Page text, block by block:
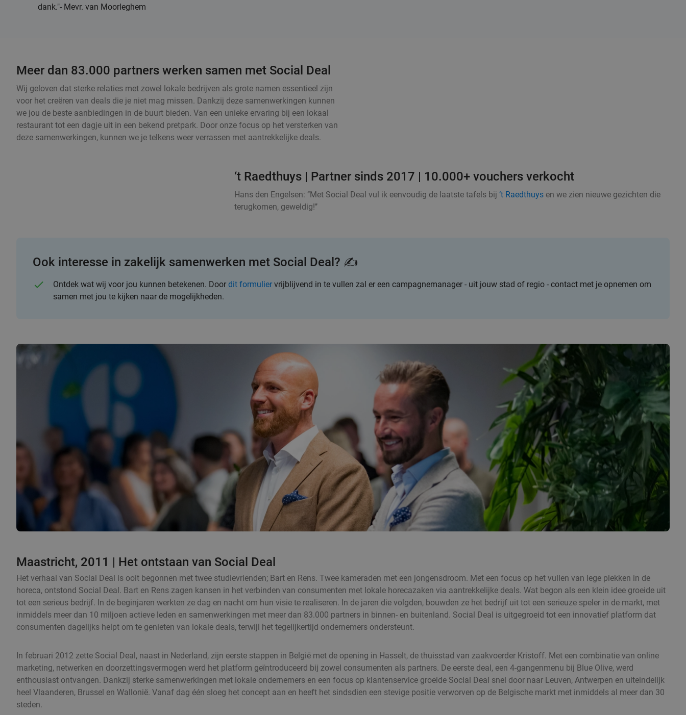
dank."- Mevr. van Moorleghem
Meer dan 83.000 partners werken samen met Social Deal
Wij geloven dat sterke relaties met zowel lokale bedrijven als grote namen essentieel zijn
voor het creëren van deals die je niet mag missen. Dankzij deze samenwerkingen kunnen
we jou de beste aanbiedingen in de buurt bieden. Van een unieke ervaring bij een lokaal
restaurant tot een dagje uit in een bekend pretpark. Door onze focus op het versterken van
deze samenwerkingen, kunnen we je telkens weer verrassen met aantrekkelijke deals.
‘t Raedthuys | Partner sinds 2017 | 10.000+ vouchers verkocht
Hans den Engelsen: ‘’Met Social Deal vul ik eenvoudig de laatste tafels bij ‘t Raedthuysen we zien nieuwe gezichten die
terugkomen, geweldig!’’
Ook interesse in zakelijk samenwerken met Social Deal? ✍
Ontdek wat wij voor jou kunnen betekenen. Door dit formulier vrijblijvend in te vullen zal er een campagnemanager - uit jouw stad of regio - contact met je opnemen om
samen met jou te kijken naar de mogelijkheden.
Maastricht, 2011 | Het ontstaan van Social Deal
Het verhaal van Social Deal is ooit begonnen met twee studievrienden; Bart en Rens. Twee kameraden met een jongensdroom. Met een focus op het vullen van lege plekken in de
horeca, ontstond Social Deal. Bart en Rens zagen kansen in het verbinden van consumenten met lokale horecazaken via aantrekkelijke deals. Wat begon als een klein idee groeide uit
tot een serieus bedrijf. In de beginjaren werkten ze dag en nacht om hun visie te realiseren. In de jaren die volgden, bouwden ze het bedrijf uit tot een serieuze speler in de markt, met
inmiddels meer dan 10 miljoen actieve leden en samenwerkingen met meer dan 83.000 partners in binnen- en buitenland. Social Deal is uitgegroeid tot een innovatief platform dat
consumenten dagelijks helpt om te genieten van lokale deals, terwijl het tegelijkertijd ondernemers ondersteunt.
In februari 2012 zette Social Deal, naast in Nederland, zijn eerste stappen in België met de opening in Hasselt, de thuisstad van zaakvoerder Kristoff. Met een combinatie van online
marketing, netwerken en doorzettingsvermogen werd het platform geïntroduceerd bij zowel consumenten als partners. De eerste deal, een 4-gangenmenu bij Blue Olive, werd
enthousiast ontvangen. Dankzij sterke samenwerkingen met lokale ondernemers en een focus op klantenservice groeide Social Deal snel door naar Leuven, Antwerpen en uiteindelijk
heel Vlaanderen, Brussel en Wallonië. Vanaf dag één sloeg het concept aan en heeft het sindsdien een stevige positie verworven op de Belgische markt met inmiddels al meer dan 30
steden.